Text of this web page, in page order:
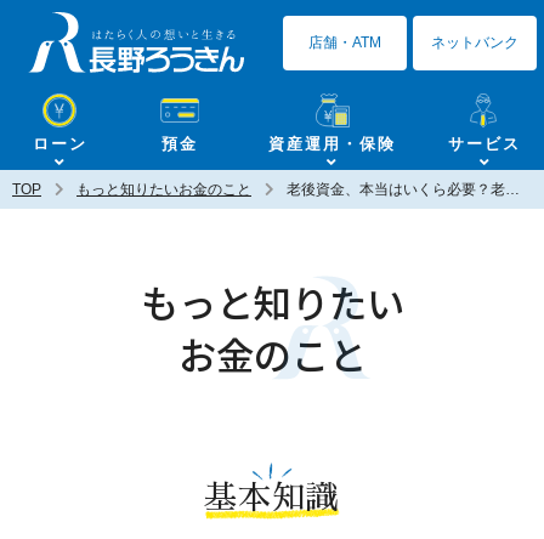
ローン 預金 資産運用・保険 サービス
店舗・ATM ネットバンク
TOP もっと知りたいお金のこと 老後資金、本当はいくら必要？老後資金を計算してみましょう
もっと知りたい
お金のこと
基本知識